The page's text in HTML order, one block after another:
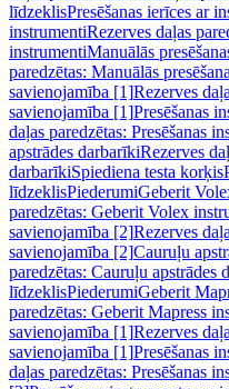
līdzeklisPresēšanas ierīces ar
instrumentiRezerves daļas
instrumentiManuālās
paredzētas: Manuālās
savienojamība [1]Rezerves
savienojamība [1]Presēšanas
daļas paredzētas: Presēšanas
apstrādes darbarīkiRezerves
darbarīkiSpiediena testa korķis
līdzeklisPiederumiGeberit
paredzētas: Geberit Volex
savienojamība [2]Rezerves
savienojamība [2]Cauruļu
paredzētas: Cauruļu apstrādes
līdzeklisPiederumiGeberit
paredzētas: Geberit Mapress
savienojamība [1]Rezerves
savienojamība [1]Presēšanas
daļas paredzētas: Presēšanas